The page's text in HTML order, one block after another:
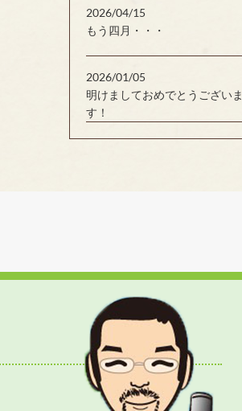
2026/04/15
もう四月・・・
2026/01/05
明けましておめでとうございま
す！